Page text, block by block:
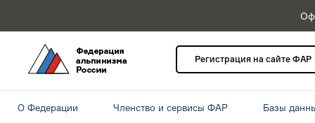
Регистрация на сайте ФАР
О Федерации Членство и сервисы ФАР Базы